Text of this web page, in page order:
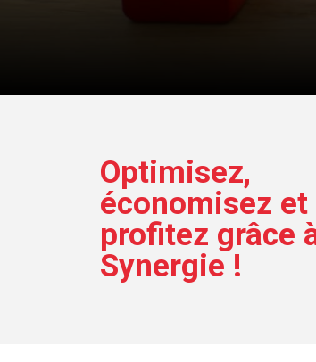
Optimisez,
économisez et
profitez grâce
Synergie !